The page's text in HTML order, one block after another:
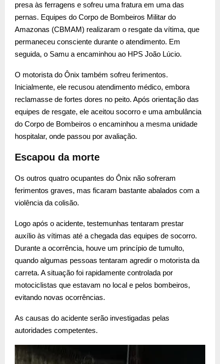
presa às ferragens e sofreu uma fratura em uma das
pernas. Equipes do Corpo de Bombeiros Militar do
Amazonas (CBMAM) realizaram o resgate da vítima, que
permaneceu consciente durante o atendimento. Em
seguida, o Samu a encaminhou ao HPS João Lúcio.
O motorista do Ônix também sofreu ferimentos.
Inicialmente, ele recusou atendimento médico, embora
reclamasse de fortes dores no peito. Após orientação das
equipes de resgate, ele aceitou socorro e uma ambulância
do Corpo de Bombeiros o encaminhou a mesma unidade
hospitalar, onde passou por avaliação.
Escapou da morte
Os outros quatro ocupantes do Ônix não sofreram
ferimentos graves, mas ficaram bastante abalados com a
violência da colisão.
Logo após o acidente, testemunhas tentaram prestar
auxílio às vítimas até a chegada das equipes de socorro.
Durante a ocorrência, houve um princípio de tumulto,
quando algumas pessoas tentaram agredir o motorista da
carreta. A situação foi rapidamente controlada por
motociclistas que estavam no local e pelos bombeiros,
evitando novas ocorrências.
As causas do acidente serão investigadas pelas
autoridades competentes.